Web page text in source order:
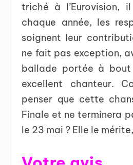
triché à l’Eurovision, il
chaque année, les
soignent leur
ne fait pas exception,
ballade portée à
excellent chanteur.
penser que cette
Finale et ne terminera
le 23 mai ? Elle le